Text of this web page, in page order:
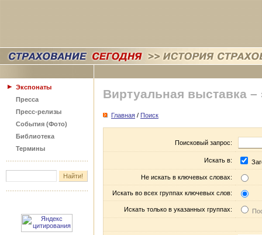
Экспонаты
Пресса
Пресс-релизы
События (Фото)
Библиотека
Термины
Виртуальная выставка –
Главная / Поиск
Поисковый запрос:
Искать в:
Не искать в ключевых словах:
Искать во всех группах ключевых слов:
Искать только в указанных группах: